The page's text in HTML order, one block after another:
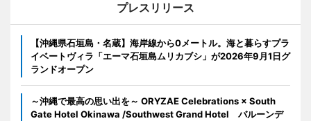
プレスリリース
【沖縄県石垣島・名蔵】海岸線から0メートル。海と暮らすプラ
イベートヴィラ「エーマ石垣島ムリカブシ」が2026年9月1日グ
ランドオープン
～沖縄で最高の思い出を～ ORYZAE Celebrations × South
Gate Hotel Okinawa /Southwest Grand Hotel バルーンデ